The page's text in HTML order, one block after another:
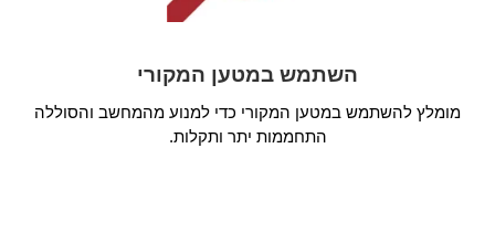
השתמש במטען המקורי
מומלץ להשתמש במטען המקורי כדי למנוע מהמחשב והסוללה
התחממות יתר ותקלות.